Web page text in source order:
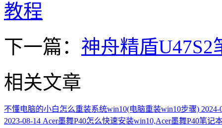
教程
下一篇： 神舟精盾
相关文章
不懂电脑的小白怎么重装系统win10(电脑重装win10步骤) 2024-
2023-08-14 Acer墨舞P40怎么快速安装win10,Acer墨舞P40笔记